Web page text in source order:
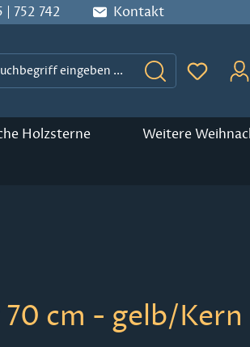
| 752 742 Kontakt
Du hast
Holzsterne Weitere
cm - gelb/